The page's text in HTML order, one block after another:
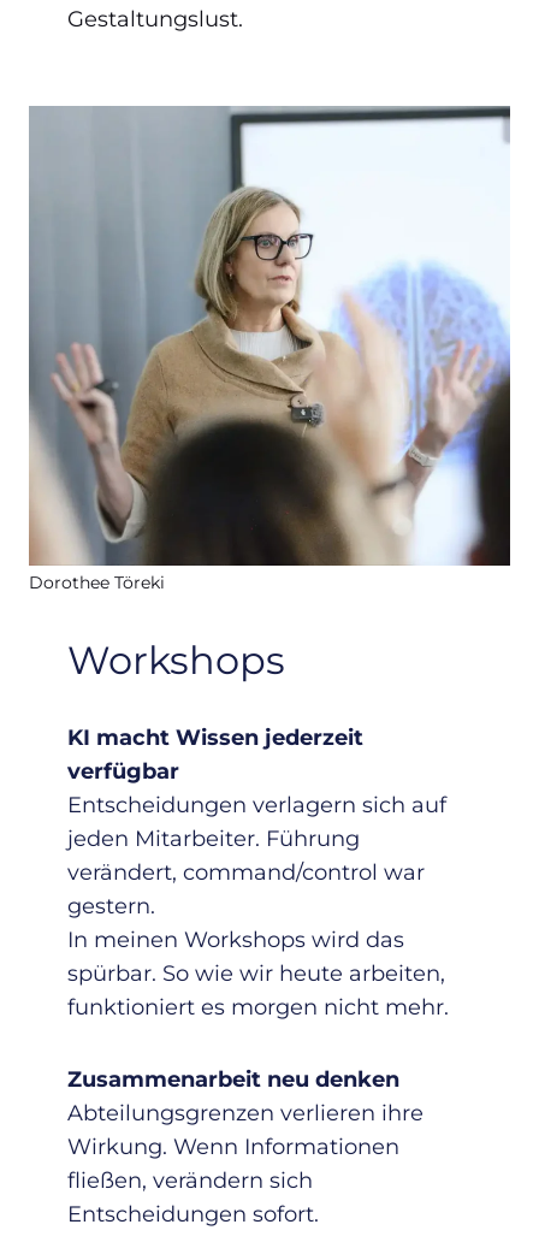
Gestaltungslust.
Dorothee Töreki
Workshops
KI macht Wissen jederzeit
verfügbar
Entscheidungen verlagern sich auf
jeden Mitarbeiter. Führung
verändert, command/control war
gestern.
In meinen Workshops wird das
spürbar. So wie wir heute arbeiten,
funktioniert es morgen nicht mehr.
Zusammenarbeit neu denken
Abteilungsgrenzen verlieren ihre
Wirkung. Wenn Informationen
fließen, verändern sich
Entscheidungen sofort.